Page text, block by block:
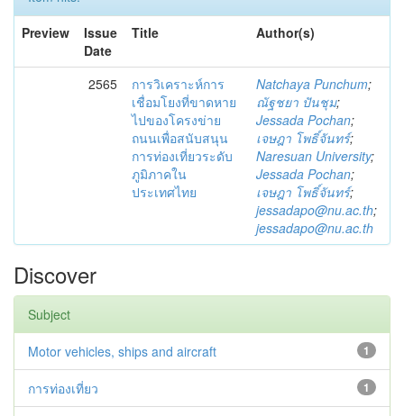
Preview
Issue
Date
Title Author(s)
2565
การวิเคราะห์การ
เชื่อมโยงที่ขาดหาย
ไปของโครงข่าย
ถนนเพื่อสนับสนุน
การท่องเที่ยวระดับ
ภูมิภาคใน
ประเทศไทย
Natchaya Punchum;
ณัฐชยา ปันชุม;
Jessada Pochan;
เจษฎา โพธิ์จันทร์;
Naresuan University;
Jessada Pochan;
เจษฎา โพธิ์จันทร์;
jessadapo@nu.ac.th;
jessadapo@nu.ac.th
Discover
Subject
1
Motor vehicles, ships and aircraft
1
การท่องเที่ยว